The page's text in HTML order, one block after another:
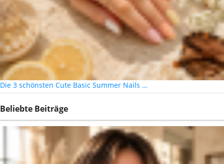
Die 3 schönsten Cute Basic Summer Nails …
Beliebte Beiträge